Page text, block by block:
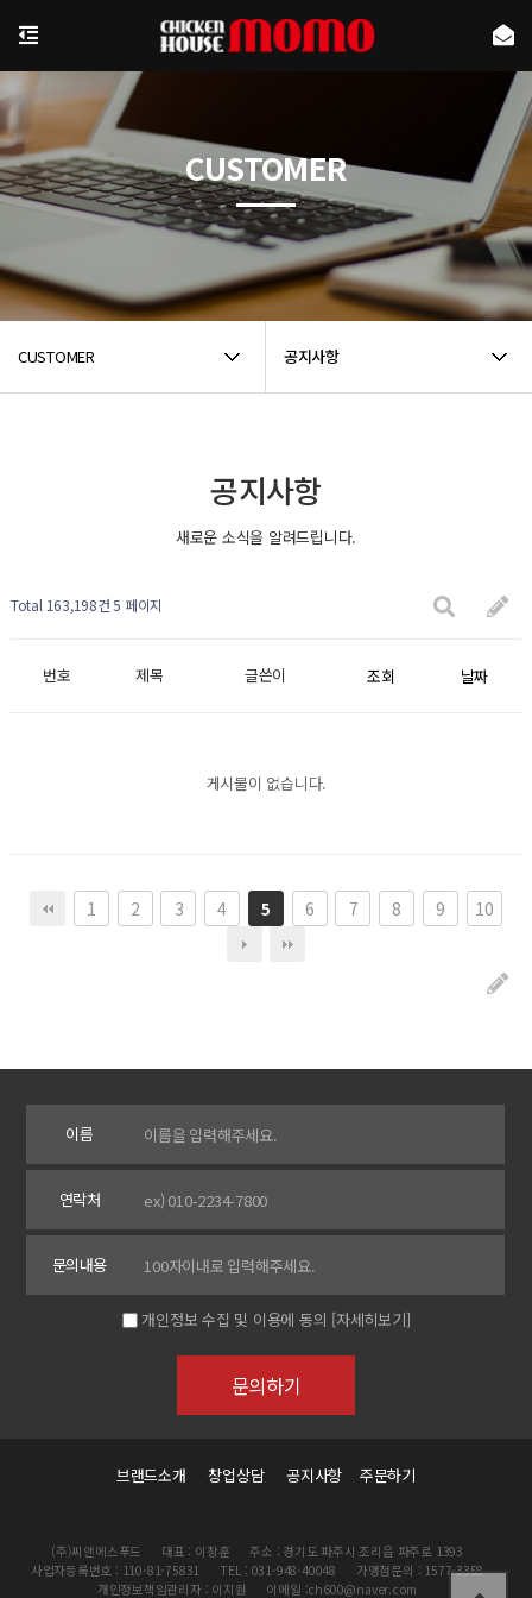
CUSTOMER 공지사항
CUSTOMER
공지사항
새로운 소식을 알려드립니다.
Total 163,198건5 페이지
번호 제목 글쓴이 조회 날짜
게시물이 없습니다.
1 2 3 4 5 6 7 8 9 10
이름
연락처
문의내용
개인정보 수집 및 이용에 동의 [자세히보기]
브랜드소개 창업상담 공지사항 주문하기
(주)씨앤에스푸드 대표 : 이창훈
주소 : 경기도 파주시 조리읍 파주로 1393
사업자등록번호 : 110-81-75831
TEL : 031-948-40048
가맹점문의 : 1577-3358
개인정보책임관리자 : 이지원
이메일 :ch600@naver.com